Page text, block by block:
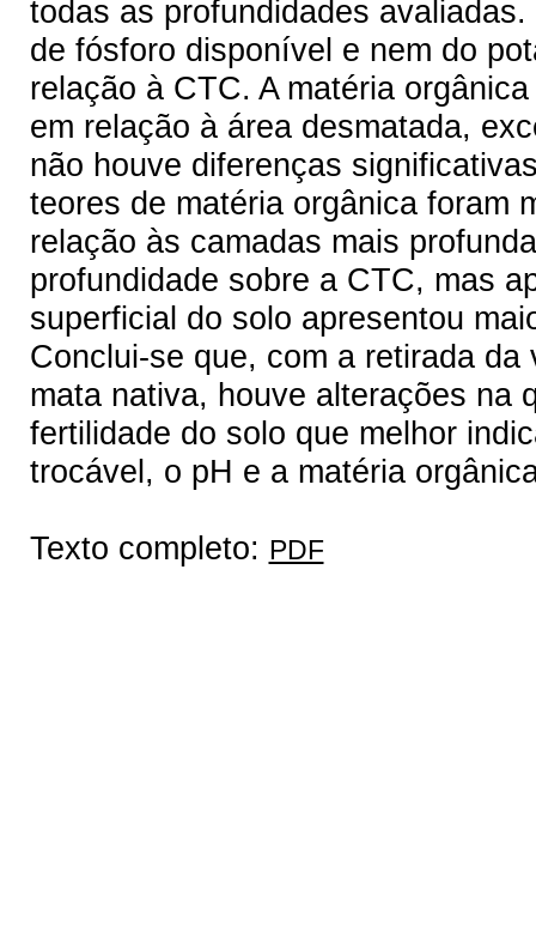
todas as profundidades
de fósforo disponível e nem do
relação à CTC. A matéria
em relação à área desmatada,
não houve diferenças
teores de matéria orgânica foram
relação às camadas mais
profundidade sobre a CTC, mas
superficial do solo apresentou
Conclui-se que, com a retirada
mata nativa, houve alterações na
fertilidade do solo que melhor
trocável, o pH e a matéria
Texto completo: PDF